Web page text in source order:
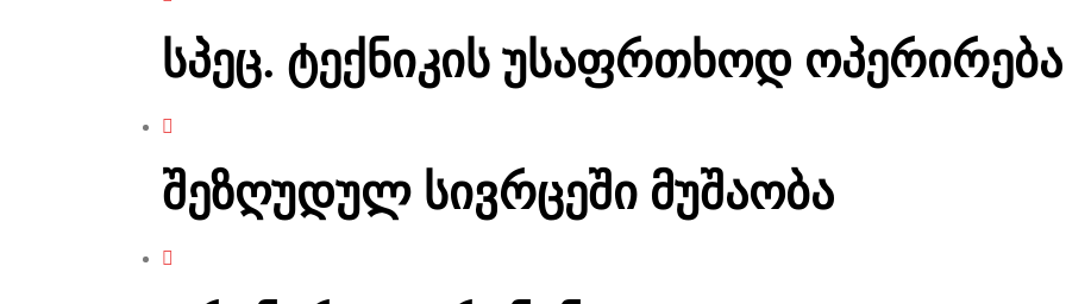
სპეც. ტექნიკის უსაფრთხოდ ოპერირება
შეზღუდულ სივრცეში მუშაობა